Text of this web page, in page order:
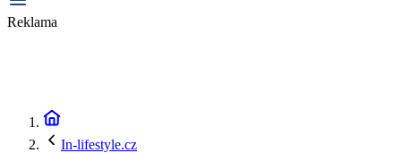
Reklama
In-lifestyle.cz